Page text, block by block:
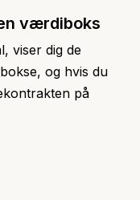
værdiboks
viser dig de
og hvis du
på